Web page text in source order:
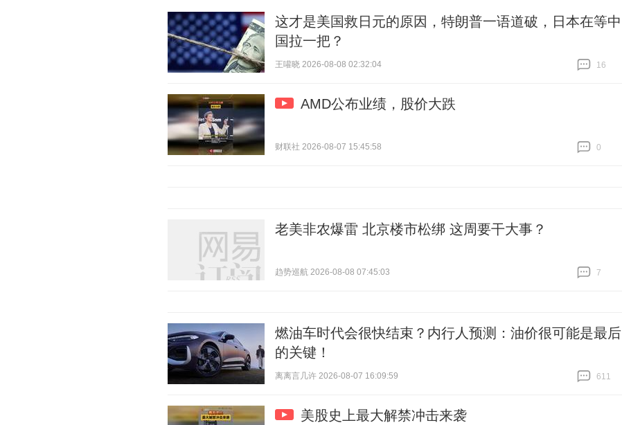
这才是美国救日元的原因，特朗普一语道破，日本在等中
国拉一把？
王嚾晓 2026-08-08 02:32:04
16
AMD公布业绩，股价大跌
财联社 2026-08-07 15:45:58
0
老美非农爆雷 北京楼市松绑 这周要干大事？
趋势巡航 2026-08-08 07:45:03
7
燃油车时代会很快结束？内行人预测：油价很可能是最后
的关键！
离离言几许 2026-08-07 16:09:59
611
美股史上最大解禁冲击来袭